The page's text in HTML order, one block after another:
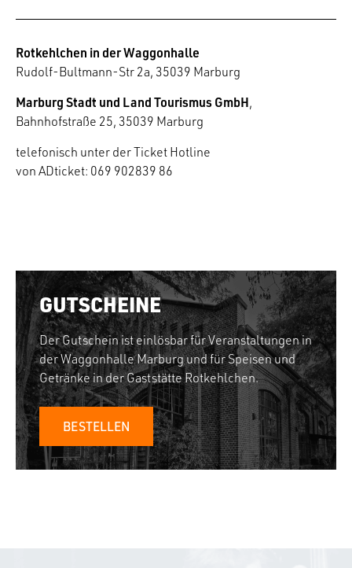
Rotkehlchen in der Waggonhalle
Rudolf-Bultmann-Str 2a, 35039 Marburg
Marburg Stadt und Land Tourismus GmbH,
Bahnhofstraße 25, 35039 Marburg
telefonisch unter der Ticket Hotline
von ADticket: 069 902839 86
GUTSCHEINE
Der Gutschein ist einlösbar für Veranstaltungen in
der Waggonhalle Marburg und für Speisen und
Getränke in der Gaststätte Rotkehlchen.
BESTELLEN